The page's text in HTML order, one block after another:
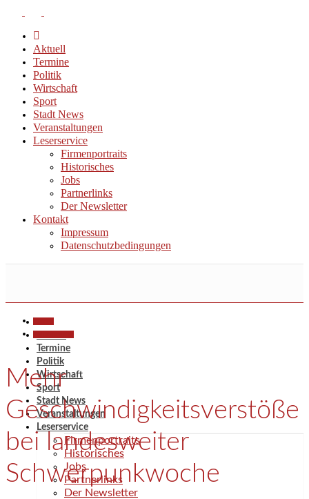
Aktuell
Termine
Politik
Wirtschaft
Sport
Stadt News
Veranstaltungen
Leserservice
Firmenportraits
Historisches
Jobs
Partnerlinks
Der Newsletter
Kontakt
Impressum
Datenschutzbedingungen
Termine
Politik
Wirtschaft
Sport
Stadt News
Veranstaltungen
Leserservice
Firmenportraits
Historisches
Jobs
Partnerlinks
Der Newsletter
Mehr
Geschwindigkeitsverstöße
bei landesweiter
Schwerpunkwoche